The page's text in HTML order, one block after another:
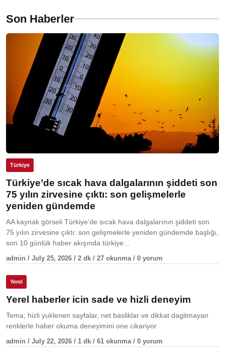
Son Haberler
Türkiye
Türkiye’de sıcak hava dalgalarının şiddeti son
75 yılın zirvesine çıktı: son gelişmelerle
yeniden gündemde
AA kaynak görseli Türkiye’de sıcak hava dalgalarının şiddeti son
75 yılın zirvesine çıktı: son gelişmelerle yeniden gündemde başlığı,
son 10 günlük haber akışında türkiye...
admin / July 25, 2026 / 2 dk / 27 okunma / 0 yorum
Yerel
Yerel haberler icin sade ve hizli deneyim
Tema; hizli yuklenen sayfalar, net basliklar ve dikkat dagitmayan
renklerle haber okuma deneyimini one cikariyor.
admin / July 22, 2026 / 1 dk / 61 okunma / 0 yorum